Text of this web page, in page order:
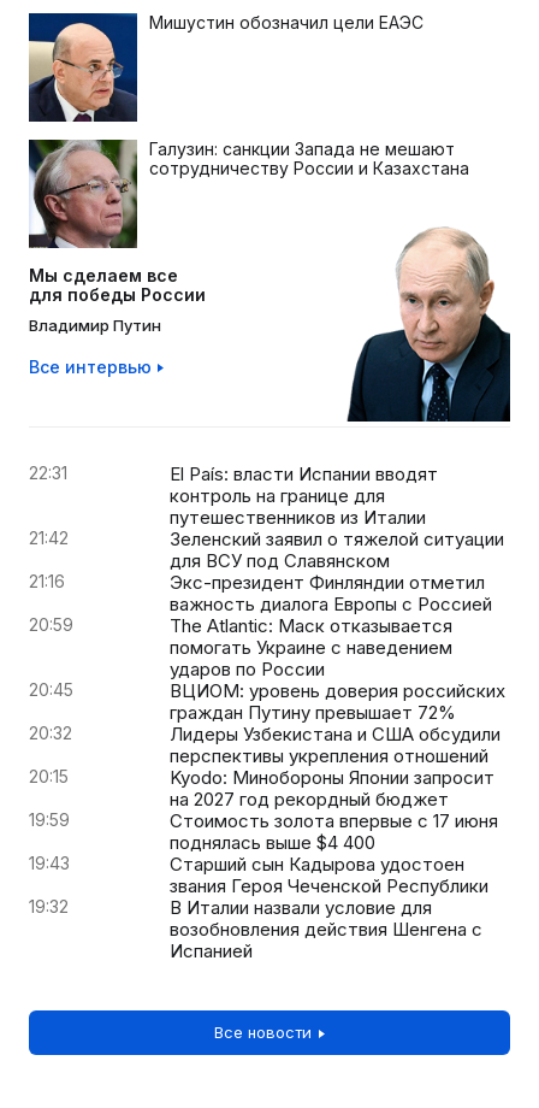
Мишустин обозначил цели ЕАЭС
Галузин: санкции Запада не мешают
сотрудничеству России и Казахстана
Мы сделаем все
для победы России
Владимир Путин
Все интервью
22:31
El País: власти Испании вводят
контроль на границе для
путешественников из Италии
21:42
Зеленский заявил о тяжелой ситуации
для ВСУ под Славянском
21:16
Экс-президент Финляндии отметил
важность диалога Европы с Россией
20:59
The Atlantic: Маск отказывается
помогать Украине с наведением
ударов по России
20:45
ВЦИОМ: уровень доверия российских
граждан Путину превышает 72%
20:32
Лидеры Узбекистана и США обсудили
перспективы укрепления отношений
20:15
Kyodo: Минобороны Японии запросит
на 2027 год рекордный бюджет
19:59
Стоимость золота впервые с 17 июня
поднялась выше $4 400
19:43
Старший сын Кадырова удостоен
звания Героя Чеченской Республики
19:32
В Италии назвали условие для
возобновления действия Шенгена с
Испанией
Все новости